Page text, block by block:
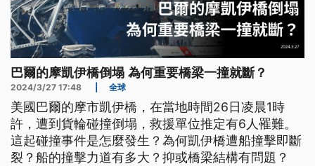
巴爾的摩凱伊橋倒塌 為何重要橋梁一撞就斷？
2024/3/27 17:48 全球
美國巴爾的摩市凱伊橋，在當地時間26日凌晨1時
許，遭到貨輪碰撞倒塌，救援單位推定有6人罹難。
這起碰撞事件是怎麼發生？為何凱伊橋遭船撞擊即斷
裂？船的撞擊力道有多大？抑或橋梁結構有問題？